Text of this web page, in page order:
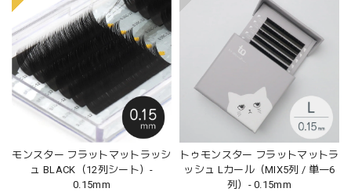
モンスター フラットマットラッシ
ュ BLACK（12列シート）-
0.15mm
トゥモンスター フラットマットラ
ッシュ Lカール（MIX5列 / 単一6
列）- 0.15mm